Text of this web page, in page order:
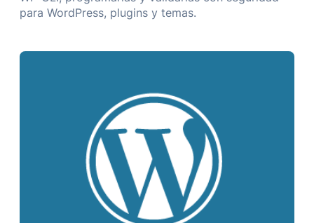
para WordPress, plugins y temas.